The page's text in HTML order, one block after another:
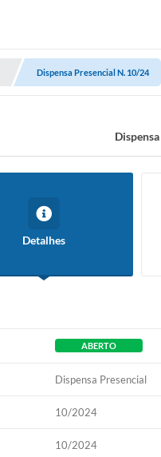
Dispensa Presencial N. 10/24
Detalhes
ABERTO
Dispensa Presencial
10/2024
10/2024